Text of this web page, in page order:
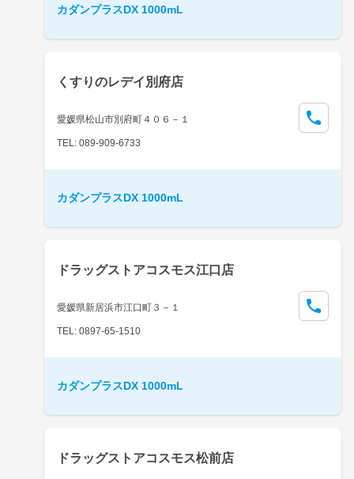
カダンプラスDX 1000mL
くすりのレデイ別府店
愛媛県松山市別府町４０６－１
TEL: 089-909-6733
カダンプラスDX 1000mL
ドラッグストアコスモス江口店
愛媛県新居浜市江口町３－１
TEL: 0897-65-1510
カダンプラスDX 1000mL
ドラッグストアコスモス松前店